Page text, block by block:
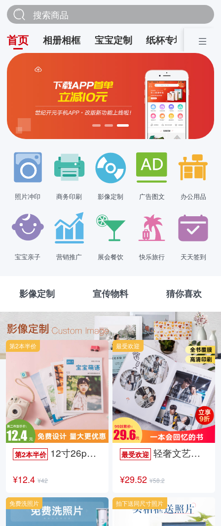
搜索商品
首页 相册相框 宝宝定制 纸杯专场 营销
照片冲印 商务印刷 影像定制 广告图文 办公用品
宝宝亲子 营销推广 展会餐饮 快乐旅行 天天签到
影像定制 宣传物料 猜你喜欢
第2本半价 12寸26p时尚杂志册
¥12.4 ¥42
第2本半价
最受欢迎 轻奢文艺照片书
¥29.52 ¥58.2
最受欢迎
免费洗照片 拍下送同尺寸照片